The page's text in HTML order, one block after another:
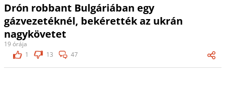
Drón robbant Bulgáriában egy
gázvezetéknél, bekérették az ukrán
nagykövetet
19 órája
1
13 47